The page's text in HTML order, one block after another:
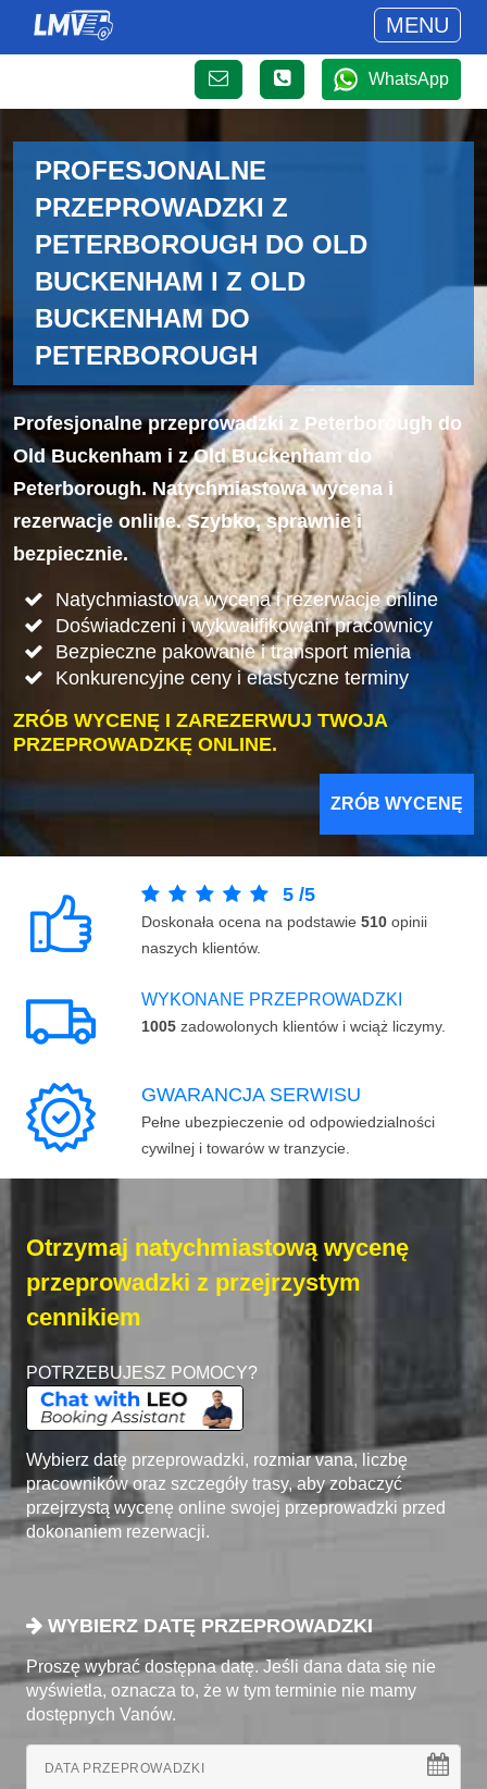
MENU
WhatsApp
PROFESJONALNE
PRZEPROWADZKI Z
PETERBOROUGH DO OLD
BUCKENHAM I Z OLD
BUCKENHAM DO
PETERBOROUGH
Profesjonalne przeprowadzki z Peterborough do
Old Buckenham i z Old Buckenham do
Peterborough. Natychmiastowa wycena i
rezerwacje online. Szybko, sprawnie i
bezpiecznie.
Natychmiastowa wycena i rezerwacje online
Doświadczeni i wykwalifikowani pracownicy
Bezpieczne pakowanie i transport mienia
Konkurencyjne ceny i elastyczne terminy
ZRÓB WYCENĘ I ZAREZERWUJ TWOJA
PRZEPROWADZKĘ ONLINE.
ZRÓB WYCENĘ
5 /5
Doskonała ocena na podstawie 510 opinii
naszych klientów.
WYKONANE PRZEPROWADZKI
1005 zadowolonych klientów i wciąż liczymy.
GWARANCJA SERWISU
Pełne ubezpieczenie od odpowiedzialności
cywilnej i towarów w tranzycie.
Otrzymaj natychmiastową wycenę
przeprowadzki z przejrzystym
cennikiem
POTRZEBUJESZ POMOCY?
Wybierz datę przeprowadzki, rozmiar vana, liczbę
pracowników oraz szczegóły trasy, aby zobaczyć
przejrzystą wycenę online swojej przeprowadzki przed
dokonaniem rezerwacji.
WYBIERZ DATĘ PRZEPROWADZKI
Proszę wybrać dostępna datę. Jeśli dana data się nie
wyświetla, oznacza to, że w tym terminie nie mamy
dostępnych Vanów.
DATA PRZEPROWADZKI